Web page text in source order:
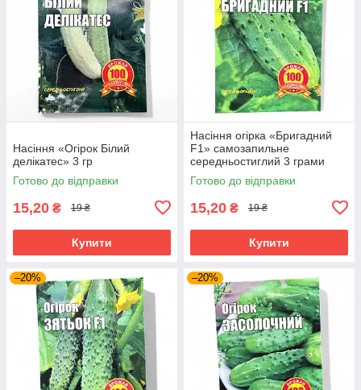
Насіння «Огірок Білий
делікатес» 3 гр
Готово до відправки
15,20 ₴ 19 ₴
Купити
Насіння огірка «Бригадний
F1» самозапильне
середньостиглий 3 грами
Готово до відправки
15,20 ₴ 19 ₴
Купити
–20% –20%